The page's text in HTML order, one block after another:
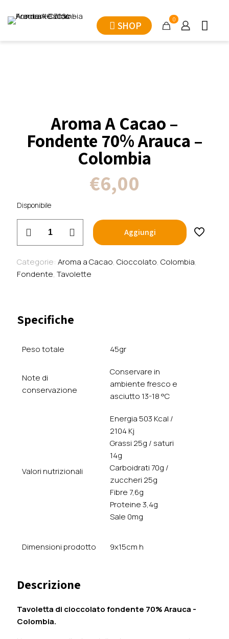
SHOP
0
Aroma A Cacao –
Fondente 70% Arauca –
Colombia
€6,00
Disponibile
Cacao
-
Fondente
Colombia
Aggiungi
Categorie: Aroma a Cacao, Cioccolato, Colombia,
Fondente, Tavolette
Specifiche
Peso totale 45gr
Note di
conservazione
Conservare in
ambiente fresco e
asciutto 13-18 °C
Valori nutrizionali
Energia 503 Kcal /
2104 Kj
Grassi 25g / saturi
14g
Carboidrati 70g /
zuccheri 25g
Fibre 7,6g
Proteine 3,4g
Sale 0mg
Dimensioni prodotto 9x15cm h
Descrizione
Tavoletta di cioccolato fondente 70% Arauca -
Colombia.